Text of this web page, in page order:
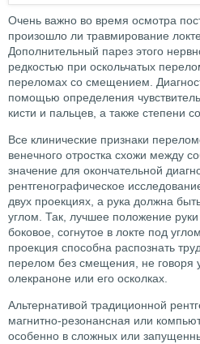
Очень важно во время осмотра
произошло ли травмирование
Дополнительный парез этого
редкостью при оскольчатых
переломах со смещением.
помощью определения
кисти и пальцев, а также степени
Все клинические признаки
венечного отростка схожи между
значение для окончательной
рентгенографическое
двух проекциях, а рука должна
углом. Так, лучшее положение
боковое, согнутое в локте под
проекция способна распознать
перелом без смещения, не
олекраноне или его осколках.
Альтернативой традиционной
магнитно-резонансная или
особенно в сложных или